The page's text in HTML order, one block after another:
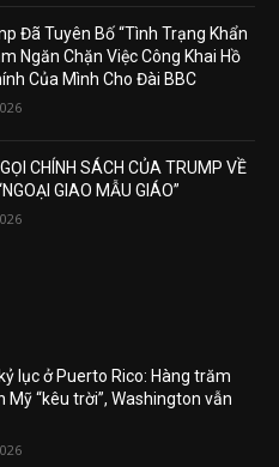
Đã Tuyên Bố “Tình Trạng Khẩn
Ngăn Chặn Việc Công Khai Hồ
Của Mình Cho Đài BBC
CHÍNH SÁCH CỦA TRUMP VỀ
GIAO MẪU GIÁO”
lục ở Puerto Rico: Hàng trăm
Mỹ “kêu trời”, Washington vẫn